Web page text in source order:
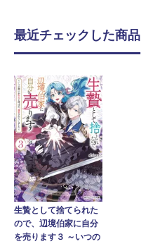
最近チェックした商品
生贄として捨てられた
ので、辺境伯家に自分
を売ります３ ～いつの